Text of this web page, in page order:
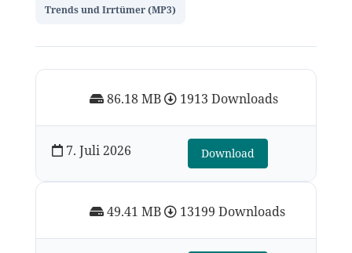
Trends und Irrtümer (MP3)
86.18 MB 1913 Downloads
7. Juli 2026 Download
49.41 MB 13199 Downloads